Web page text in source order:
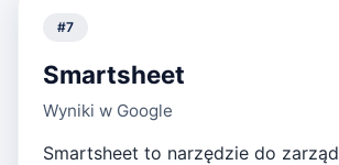
#7
Smartsheet
Wyniki w Google
Smartsheet to narzędzie do